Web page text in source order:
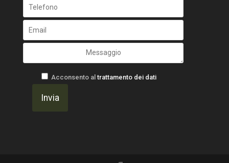
Acconsento al trattamento dei dati